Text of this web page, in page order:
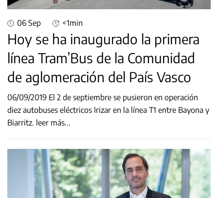
06 Sep <1min
Hoy se ha inaugurado la primera
línea Tram’Bus de la Comunidad
de aglomeración del País Vasco
06/09/2019 El 2 de septiembre se pusieron en operación
diez autobuses eléctricos Irizar en la línea T1 entre Bayona y
Biarritz. leer más...